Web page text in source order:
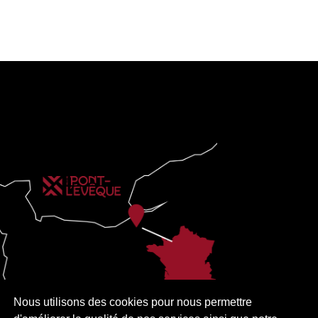
Nous utilisons des cookies pour nous permettre